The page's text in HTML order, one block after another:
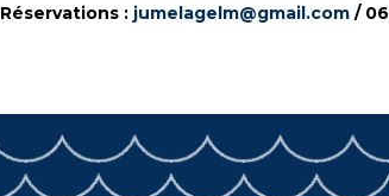
Réservations : jumelagelm@gmail.com / 06